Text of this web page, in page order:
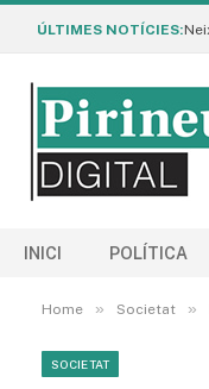
ÚLTIMES NOTÍCIES:
INICI POLÍTICA
Home » Societat »
SOCIETAT